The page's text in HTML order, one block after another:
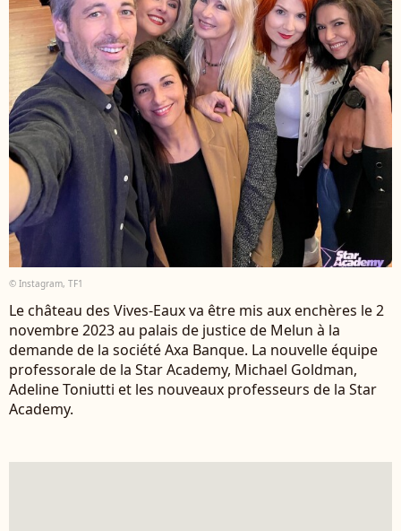
© Instagram, TF1
Le château des Vives-Eaux va être mis aux enchères le 2
novembre 2023 au palais de justice de Melun à la
demande de la société Axa Banque. La nouvelle équipe
professorale de la Star Academy, Michael Goldman,
Adeline Toniutti et les nouveaux professeurs de la Star
Academy.